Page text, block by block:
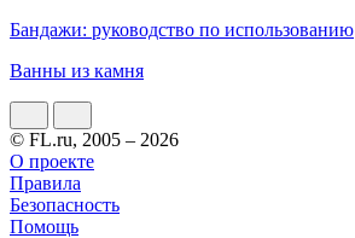
Бандажи: руководство по использованию
Ванны из камня
© FL.ru, 2005 – 2026
О проекте
Правила
Безопасность
Помощь